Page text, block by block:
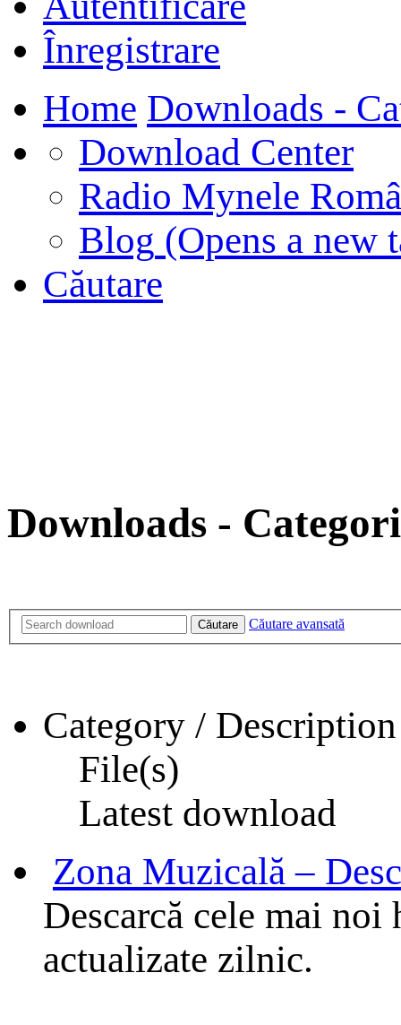
Înregistrare
Home Downloads -
Download Center
Radio Mynele
Blog (Opens a new
Căutare
Downloads -
Căutare Căutare avansată
Category / Description
File(s)
Latest download
Zona Muzicală –
Descarcă cele mai
actualizate zilnic.